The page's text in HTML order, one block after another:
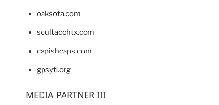
oaksofa.com
soultacohtx.com
capishcaps.com
gpsyfl.org
MEDIA PARTNER III